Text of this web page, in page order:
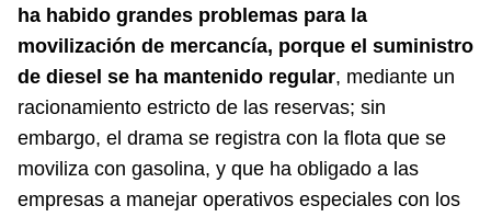
ha habido grandes problemas para la
movilización de mercancía, porque el suministro
de diesel se ha mantenido regular, mediante un
racionamiento estricto de las reservas; sin
embargo, el drama se registra con la flota que se
moviliza con gasolina, y que ha obligado a las
empresas a manejar operativos especiales con los